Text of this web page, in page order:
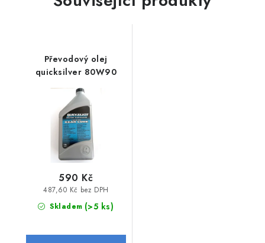
Převodový olej
quicksilver 80W90
Skladem (>5 ks)
487,60 Kč bez DPH
590 Kč